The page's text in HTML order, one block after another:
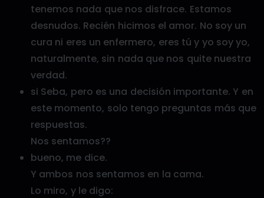
tenemos nada que nos disfrace. Estamos
desnudos. Recién hicimos el amor. No soy un
cura ni eres un enfermero, eres tú y yo soy yo,
naturalmente, sin nada que nos quite nuestra
verdad.
si Seba, pero es una decisión importante. Y en
este momento, solo tengo preguntas más que
respuestas.
Nos sentamos??
bueno, me dice.
Y ambos nos sentamos en la cama.
Lo miro, y le digo: